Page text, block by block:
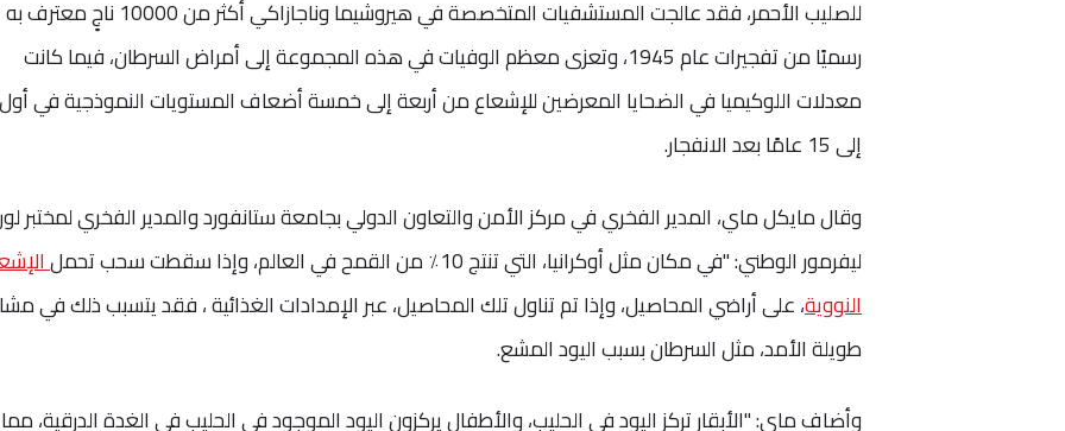
للصليب الأحمر، فقد عالجت المستشفيات المتخصصة في هيروشيما وناجازاكي أكثر من 10000 ناجٍ معترف به
رسميًا من تفجيرات عام 1945، وتعزى معظم الوفيات في هذه المجموعة إلى أمراض السرطان، فيما كانت
إلى 15 عامًا بعد الانفجار.
وقال مايكل ماي، المدير الفخري في مركز الأمن والتعاون الدولي بجامعة ستانفورد والمدير الفخري لمختبر
ليفرمور الوطني: "في مكان مثل أوكرانيا، التي تنتج 10٪ من القمح في العالم، وإذا سقطت سحب تحمل
النووية، على أراضي المحاصيل، وإذا تم تناول تلك المحاصيل، عبر الإمدادات الغذائية ، فقد يتسبب ذلك في
طويلة الأمد، مثل السرطان بسبب اليود المشع.
وأضاف ماي: "الأبقار تركز اليود في الحليب، والأطفال يركزون اليود الموجود في الحليب في الغدة الدرقية، مما